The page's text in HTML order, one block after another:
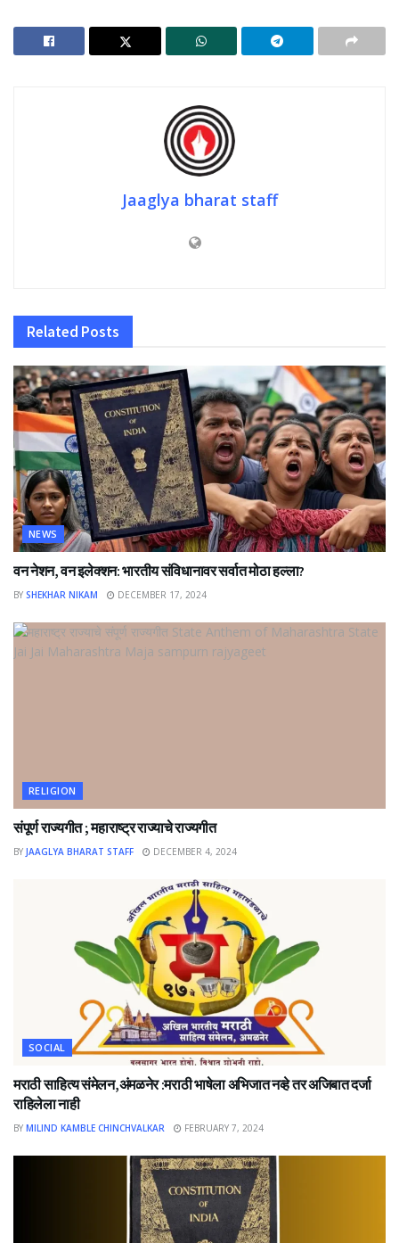
Jaaglya bharat staff
Related Posts
NEWS
वन नेशन, वन इलेक्शन: भारतीय संविधानावर सर्वात मोठा हल्ला?
BY SHEKHAR NIKAM DECEMBER 17, 2024
RELIGION
संपूर्ण राज्यगीत ; महाराष्ट्र राज्याचे राज्यगीत
BY JAAGLYA BHARAT STAFF DECEMBER 4, 2024
SOCIAL
मराठी साहित्य संमेलन,अंमळनेर :मराठी भाषेला अभिजात नव्हे तर अजिबात दर्जा
राहिलेला नाही
BY MILIND KAMBLE CHINCHVALKAR FEBRUARY 7, 2024